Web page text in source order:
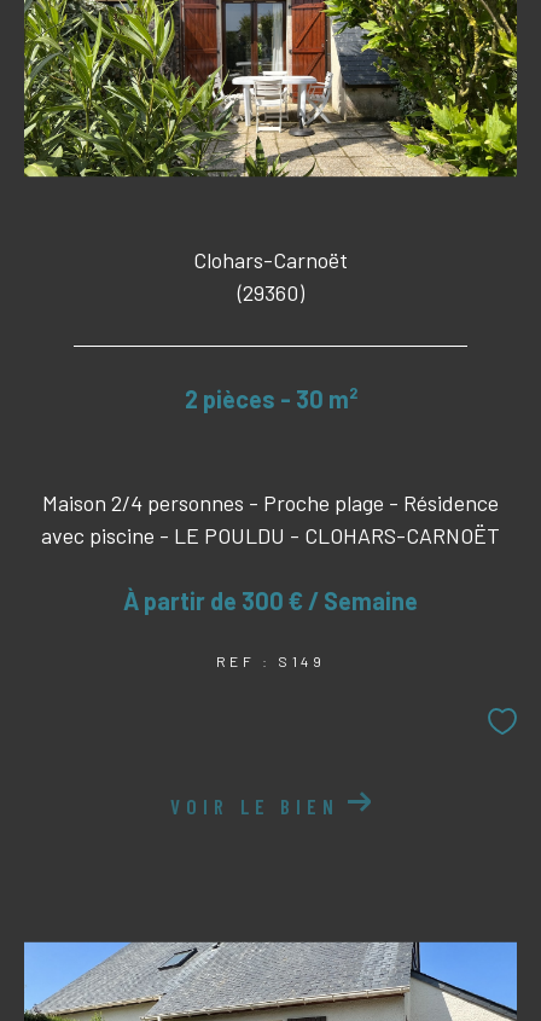
Clohars-Carnoët
(29360)
2 pièces - 30 m²
Maison 2/4 personnes - Proche plage - Résidence
avec piscine - LE POULDU - CLOHARS-CARNOËT
À partir de 300 € / Semaine
REF : S149
VOIR LE BIEN